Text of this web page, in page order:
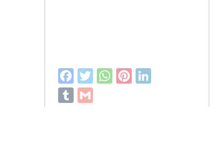
FacebookTwitterWhatsAppPinterest
Tumblr